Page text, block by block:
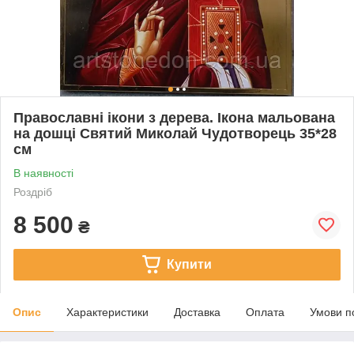
Православні ікони з дерева. Ікона мальована
на дошці Святий Миколай Чудотворець 35*28
см
В наявності
Роздріб
8 500 ₴
Купити
Опис Характеристики Доставка Оплата Умови